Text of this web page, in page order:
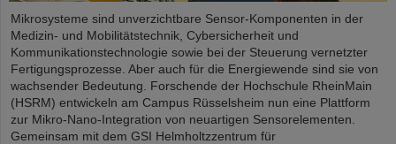
Mikrosysteme sind unverzichtbare Sensor-Komponenten in der
Medizin- und Mobilitätstechnik, Cybersicherheit und
Kommunikationstechnologie sowie bei der Steuerung vernetzter
Fertigungsprozesse. Aber auch für die Energiewende sind sie von
wachsender Bedeutung. Forschende der Hochschule RheinMain
(HSRM) entwickeln am Campus Rüsselsheim nun eine Plattform
zur Mikro-Nano-Integration von neuartigen Sensorelementen.
Gemeinsam mit dem GSI Helmholtzzentrum für